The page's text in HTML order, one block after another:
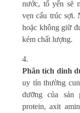
nước, tổ yến sẽ
vẹn cấu trúc sợi.
hoặc không giữ
kém chất lượng.
Phân tích dinh
uy tín thường
dưỡng của sản
protein, axit